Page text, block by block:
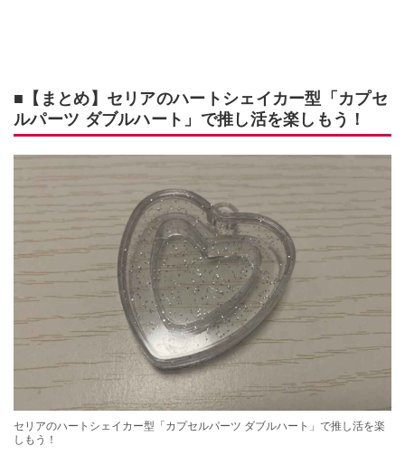
■【まとめ】セリアのハートシェイカー型「カプセ
ルパーツ ダブルハート」で推し活を楽しもう！
セリアのハートシェイカー型「カプセルパーツ ダブルハート」で推し活を楽
しもう！